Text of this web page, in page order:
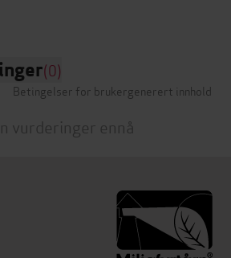
(0)
Betingelser for brukergenerert innhold
vurderinger ennå